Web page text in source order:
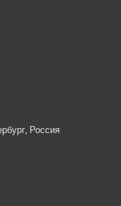
Россия